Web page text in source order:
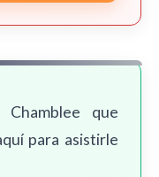
que
para asistirle